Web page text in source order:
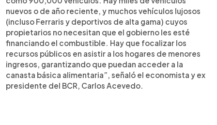
nuevos o de año reciente, y muchos vehículos lujosos
(incluso Ferraris y deportivos de alta gama) cuyos
propietarios no necesitan que el gobierno les esté
financiando el combustible. Hay que focalizar los
recursos públicos en asistir a los hogares de menores
ingresos, garantizando que puedan acceder a la
canasta básica alimentaria”, señaló el economista y ex
presidente del BCR, Carlos Acevedo.